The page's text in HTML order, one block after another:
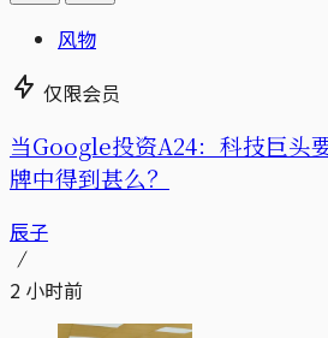
风物
仅限会员
当Google投资A24：科技巨
牌中得到甚么？
辰子
2 小时前